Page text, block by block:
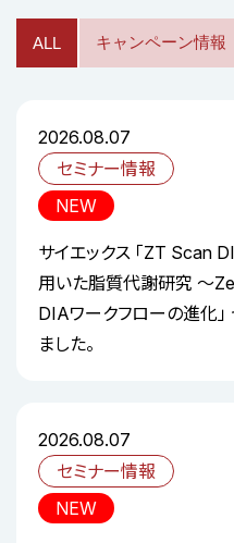
ALL キャンペーン情報
2026.08.07
セミナー情報
NEW
サイエックス 「ZT Scan
用いた脂質代謝研究 ～
DIAワークフローの進化」
ました。
2026.08.07
セミナー情報
NEW